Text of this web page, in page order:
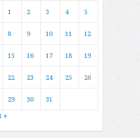
1 2 3 4 5
8 9 10 11 12
15 16 17 18 19
22 23 24 25 26
29 30 31
»